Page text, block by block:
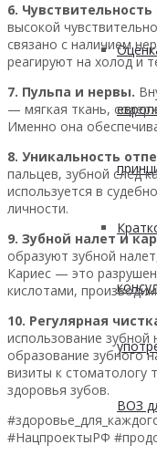
ВОЗ
6.
высокой
связано с наличием
реагируют на холод и
7. Пульпа и нервы.
— мягкая ткань,
Именно она
8. Уникальность
пальцев, зубной след
используется в
личности.
9. Зубной налет и
образуют зубной
Кариес — это
кислотами,
10. Регулярная
использование
образование зубного
визиты к стоматологу
здоровья зубов.
#НацпроектыРФ